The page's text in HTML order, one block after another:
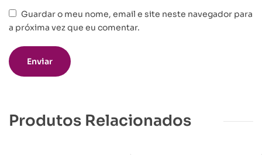
Guardar o meu nome, email e site neste navegador para
a próxima vez que eu comentar.
Produtos Relacionados